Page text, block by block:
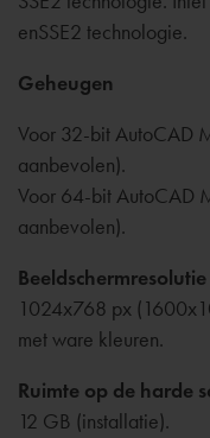
enSSE2 technologie.
Geheugen
Voor 32-bit AutoCAD
aanbevolen).
Voor 64-bit AutoCAD
aanbevolen).
Beeldschermresolutie
1024x768 px
met ware kleuren.
Ruimte op de harde
12 GB (installatie).